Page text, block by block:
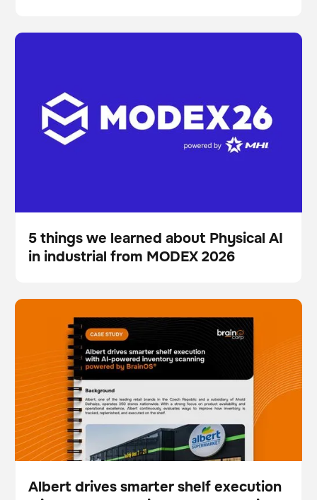
5 things we learned about Physical AI in industrial
Escáner
Gestión de existencias
Blog
5 things we learned about Physical AI
in industrial from MODEX 2026
Albert drives smarter shelf execution with AI-powered
inventory scanning powered by BrainOS®
Escáner
Gestión de existencias
Albert drives smarter shelf execution